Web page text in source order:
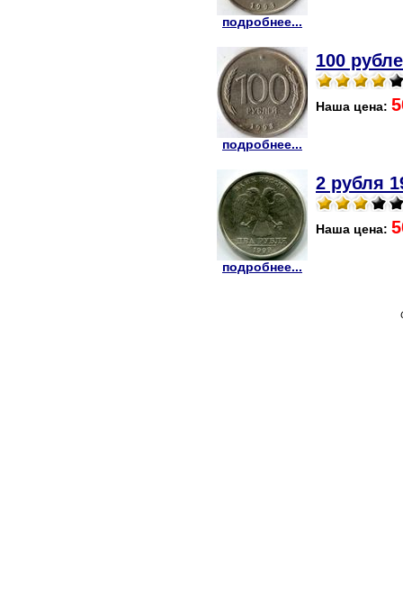
подробнее...
подробнее...
100
Наша цена:
подробнее...
2 рубля
Наша цена: